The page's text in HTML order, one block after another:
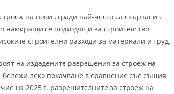
на нови сгради най-често са свързани с
намиращи се подходящи за строителство
строителни разходи за материали и труд.
на издадените разрешения за строеж на
леко покачване в сравнение със същия
на 2025 г. разрешителните за строеж на